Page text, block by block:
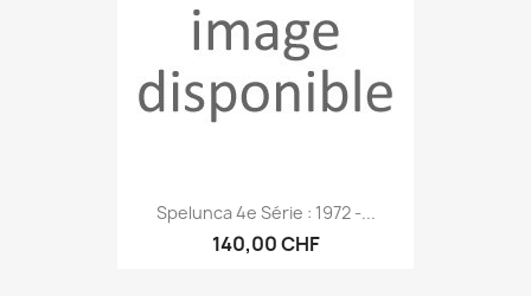
Spelunca 4e Série : 1972 -...
140,00 CHF